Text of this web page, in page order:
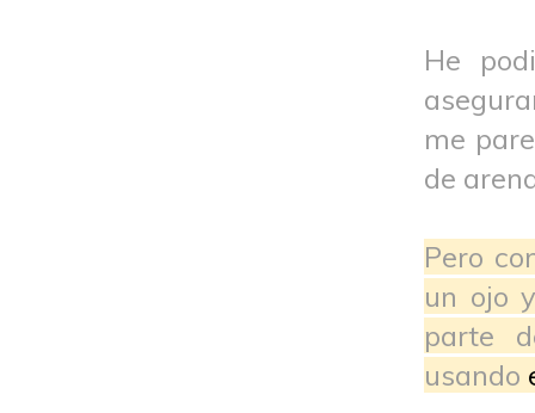
He
me
de
Pero
un ojo
parte
usando